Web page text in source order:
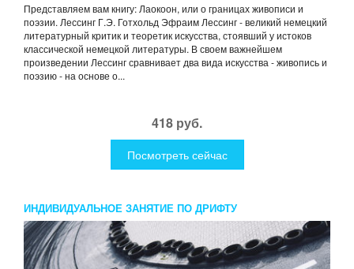
Представляем вам книгу: Лаокоон, или о границах живописи и
поэзии. Лессинг Г.Э. Готхольд Эфраим Лессинг - великий немецкий
литературный критик и теоретик искусства, стоявший у истоков
классической немецкой литературы. В своем важнейшем
произведении Лессинг сравнивает два вида искусства - живопись и
поэзию - на основе о...
418 руб.
Посмотреть сейчас
ИНДИВИДУАЛЬНОЕ ЗАНЯТИЕ ПО ДРИФТУ